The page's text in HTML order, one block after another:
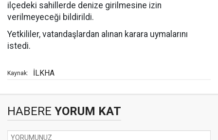
ilçedeki sahillerde denize girilmesine izin
verilmeyeceği bildirildi.
Yetkililer, vatandaşlardan alınan karara uymalarını
istedi.
Kaynak: İLKHA
HABERE YORUM KAT